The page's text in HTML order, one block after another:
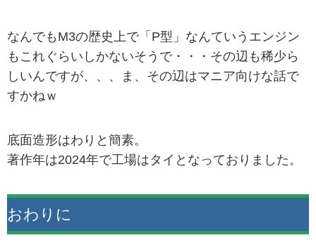
なんでもM3の歴史上で「P型」なんていうエンジン
もこれぐらいしかないそうで・・・その辺も稀少ら
しいんですが、、、ま、その辺はマニア向けな話で
すかねｗ
底面造形はわりと簡素。
著作年は2024年で工場はタイとなっておりました。
おわりに